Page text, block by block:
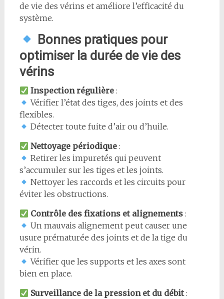
de vie des vérins et améliore l’efficacité du
système.
Bonnes pratiques pour
optimiser la durée de vie des
vérins
Inspection régulière :
Vérifier l’état des tiges, des joints et des
flexibles.
Détecter toute fuite d’air ou d’huile.
Nettoyage périodique :
Retirer les impuretés qui peuvent
s’accumuler sur les tiges et les joints.
Nettoyer les raccords et les circuits pour
éviter les obstructions.
Contrôle des fixations et alignements :
Un mauvais alignement peut causer une
usure prématurée des joints et de la tige du
vérin.
Vérifier que les supports et les axes sont
bien en place.
Surveillance de la pression et du débit: